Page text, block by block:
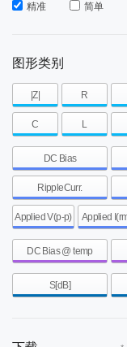
精准 简单
图形类别
|Z| R
C L
DC Bias
RippleCurr.
Applied V(p-p) Applied
DC Bias @ temp
S[dB]